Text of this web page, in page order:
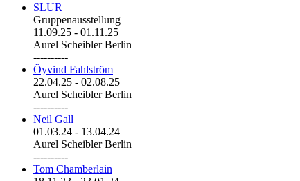
SLUR
Gruppenausstellung
11.09.25 - 01.11.25
Aurel Scheibler Berlin
----------
Öyvind Fahlström
22.04.25 - 02.08.25
Aurel Scheibler Berlin
----------
Neil Gall
01.03.24 - 13.04.24
Aurel Scheibler Berlin
----------
Tom Chamberlain